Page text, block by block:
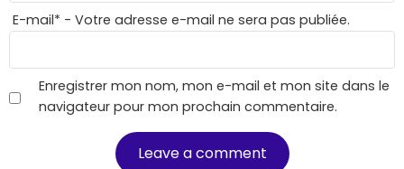
E-mail* - Votre adresse e-mail ne sera pas publiée.
Enregistrer mon nom, mon e-mail et mon site dans le
navigateur pour mon prochain commentaire.